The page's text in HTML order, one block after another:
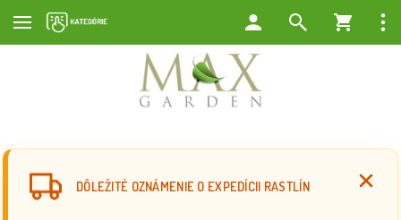
DÔLEŽITÉ OZNÁMENIE O EXPEDÍCII RASTLÍN